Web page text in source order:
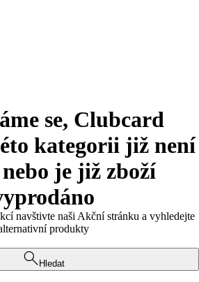
se, Clubcard
kategorii již není
je již zboží
navštivte naši Akční stránku a vyhledejte
produkty
Hledat